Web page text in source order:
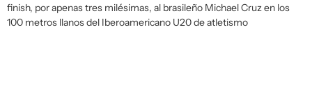
finish, por apenas tres milésimas, al brasileño Michael Cruz en los
100 metros llanos del Iberoamericano U20 de atletismo